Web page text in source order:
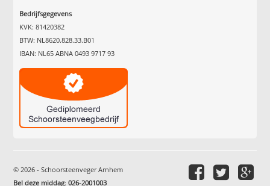
Bedrijfsgegevens
KVK: 81420382
BTW: NL8620.828.33.B01
IBAN: NL65 ABNA 0493 9717 93
© 2026 - Schoorsteenveger Arnhem
Bel deze middag:026-2001003